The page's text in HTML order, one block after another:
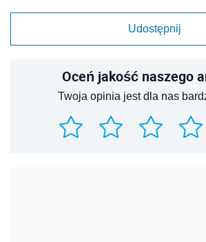
Udostępnij
Oceń jakość naszego
Twoja opinia jest dla nas